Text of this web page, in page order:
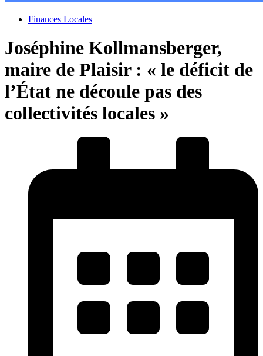
Finances Locales
Joséphine Kollmansberger,
maire de Plaisir : « le déficit de
l’État ne découle pas des
collectivités locales »